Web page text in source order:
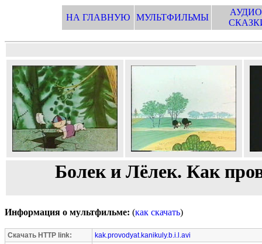
НА ГЛАВНУЮ МУЛЬТФИЛЬМЫ
Болек и Лёлек. Как
Информация о мультфильме: (как скачать)
Скачать HTTP link:
kak.provodyat.kanikuly.b.i.l.avi